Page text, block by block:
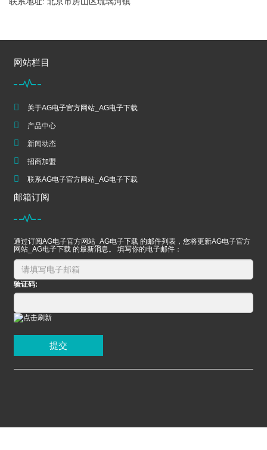
网站栏目
关于AG电子官方网站_AG电子下载
产品中心
新闻动态
招商加盟
联系AG电子官方网站_AG电子下载
邮箱订阅
通过订阅AG电子官方网站_AG电子下载 的邮件列表，您将更新AG电子官方
网站_AG电子下载 的最新消息。 填写你的电子邮件：
验证码:
提交